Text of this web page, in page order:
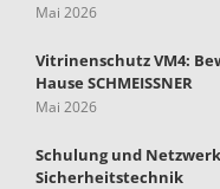
Mai 2026
Vitrinenschutz VM4:
Hause SCHMEISSNER
Mai 2026
Schulung und
Sicherheitstechnik